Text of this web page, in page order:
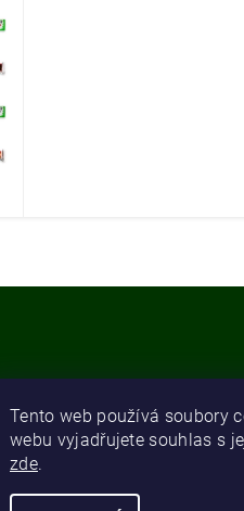
Tento web používá soubory
webu vyjadřujete souhlas s
zde.